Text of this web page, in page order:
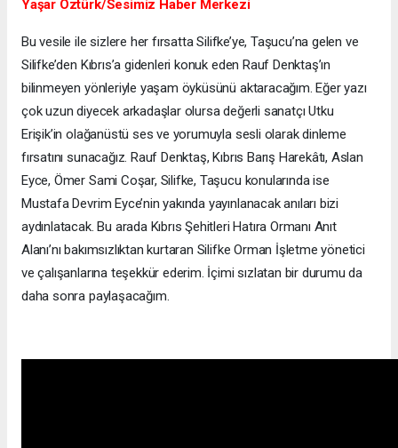
Yaşar Öztürk/Sesimiz Haber Merkezi
Bu vesile ile sizlere her fırsatta Silifke’ye, Taşucu’na gelen ve
Silifke’den Kıbrıs’a gidenleri konuk eden Rauf Denktaş’ın
bilinmeyen yönleriyle yaşam öyküsünü aktaracağım. Eğer yazı
çok uzun diyecek arkadaşlar olursa değerli sanatçı Utku
Erişik’in olağanüstü ses ve yorumuyla sesli olarak dinleme
fırsatını sunacağız. Rauf Denktaş, Kıbrıs Barış Harekâtı, Aslan
Eyce, Ömer Sami Coşar, Silifke, Taşucu konularında ise
Mustafa Devrim Eyce’nin yakında yayınlanacak anıları bizi
aydınlatacak. Bu arada Kıbrıs Şehitleri Hatıra Ormanı Anıt
Alanı’nı bakımsızlıktan kurtaran Silifke Orman İşletme yönetici
ve çalışanlarına teşekkür ederim. İçimi sızlatan bir durumu da
daha sonra paylaşacağım.